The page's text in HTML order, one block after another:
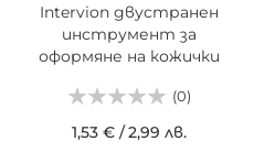
Intervion двустранен
инструмент за
оформяне на кожички
(0)
1,53 € /2,99 лв.